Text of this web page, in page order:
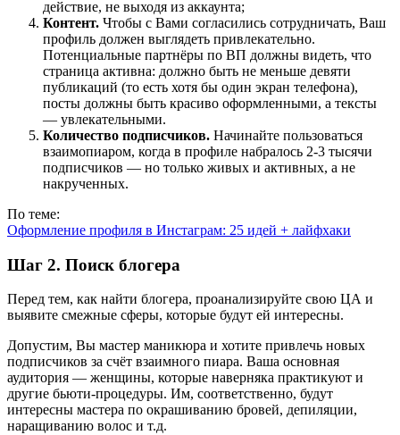
действие, не выходя из аккаунта;
Контент. Чтобы с Вами согласились сотрудничать, Ваш
профиль должен выглядеть привлекательно.
Потенциальные партнёры по ВП должны видеть, что
страница активна: должно быть не меньше девяти
публикаций (то есть хотя бы один экран телефона),
посты должны быть красиво оформленными, а тексты
— увлекательными.
Количество подписчиков. Начинайте пользоваться
взаимопиаром, когда в профиле набралось 2-3 тысячи
подписчиков — но только живых и активных, а не
накрученных.
По теме:
Оформление профиля в Инстаграм: 25 идей + лайфхаки
Шаг 2. Поиск блогера
Перед тем, как найти блогера, проанализируйте свою ЦА и
выявите смежные сферы, которые будут ей интересны.
Допустим, Вы мастер маникюра и хотите привлечь новых
подписчиков за счёт взаимного пиара. Ваша основная
аудитория — женщины, которые наверняка практикуют и
другие бьюти-процедуры. Им, соответственно, будут
интересны мастера по окрашиванию бровей, депиляции,
наращиванию волос и т.д.